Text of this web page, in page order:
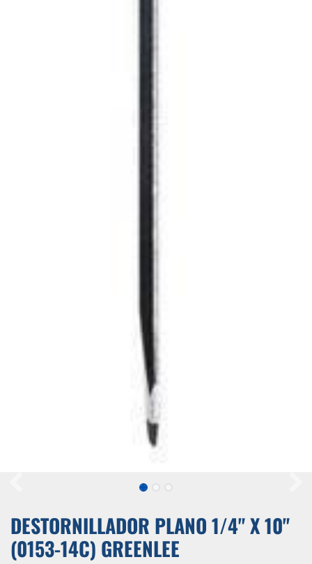
DESTORNILLADOR PLANO 1/4" X 10"
(0153-14C) GREENLEE